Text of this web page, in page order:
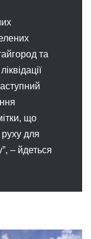
та
що
для
– йдеться